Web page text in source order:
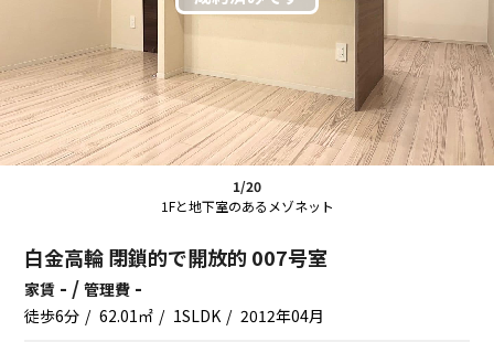
1/20
1Fと地下室のあるメゾネット
白金高輪 閉鎖的で開放的 007号室
家賃 - /管理費 -
徒歩6分 62.01㎡ 1SLDK 2012年04月